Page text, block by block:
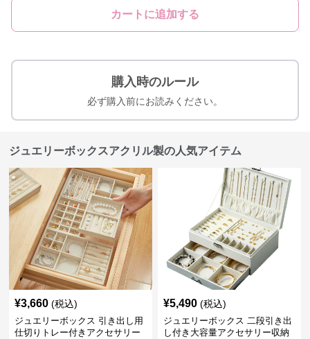
カートに追加する
購入時のルール
必ず購入前にお読みください。
ジュエリーボックスアクリル製の人気アイテム
¥3,660 (税込)
ジュエリーボックス 引き出し用
仕切りトレー付きアクセサリー
¥5,490 (税込)
ジュエリーボックス 二段引き出
し付き大容量アクセサリー収納